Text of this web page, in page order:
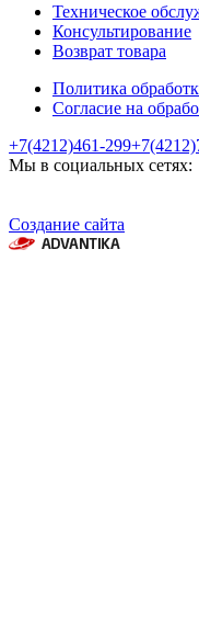
Техническое
Консультирование
Возврат товара
Политика
Согласие на
+7(4212)461-299
Мы в социальных сетях:
Создание сайта